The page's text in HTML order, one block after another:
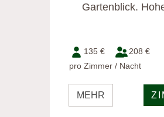
Gartenblick.
135 €
208 €
pro Zimmer / Nacht
MEHR